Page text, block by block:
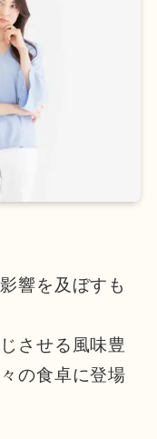
響を及ぼすも
させる風味豊
の食卓に登場